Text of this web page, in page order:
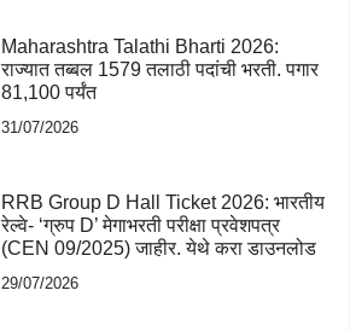
Maharashtra Talathi Bharti 2026:
राज्यात तब्बल 1579 तलाठी पदांची भरती. पगार
81,100 पर्यंत
31/07/2026
RRB Group D Hall Ticket 2026: भारतीय
रेल्वे- ‘ग्रुप D’ मेगाभरती परीक्षा प्रवेशपत्र
(CEN 09/2025) जाहीर. येथे करा डाउनलोड
29/07/2026